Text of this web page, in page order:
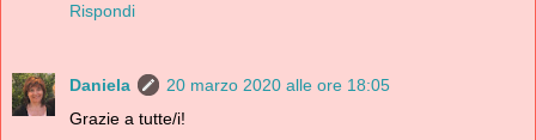
Rispondi
Daniela
20 marzo 2020 alle ore 18:05
Grazie a tutte/i!